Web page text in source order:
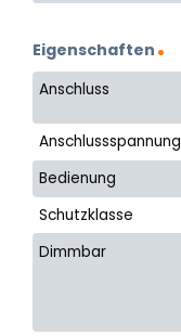
Eigenschaften
Anschluss
Anschlussspannung
Bedienung
Schutzklasse
Dimmbar